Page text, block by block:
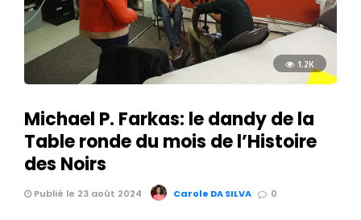
1.2K
Michael P. Farkas: le dandy de la
Table ronde du mois de l’Histoire
des Noirs
Publié le 23 août 2024 Carole DA SILVA 0